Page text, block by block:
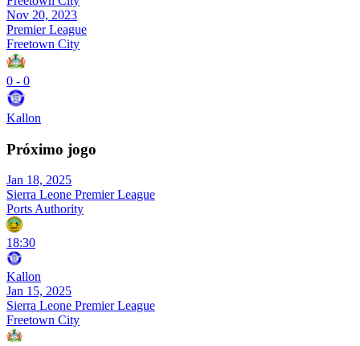
Nov 20, 2023
Premier League
Freetown City
0 - 0
Kallon
Próximo jogo
Jan 18, 2025
Sierra Leone Premier League
Ports Authority
18:30
Kallon
Jan 15, 2025
Sierra Leone Premier League
Freetown City